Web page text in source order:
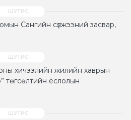
Сангийн сүлжээний засвар,
хичээлийн жилийн хаврын
төгсөлтийн ёслолын